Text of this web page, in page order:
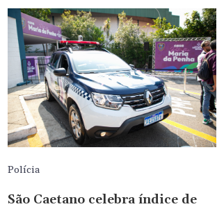
Polícia
São Caetano celebra índice de